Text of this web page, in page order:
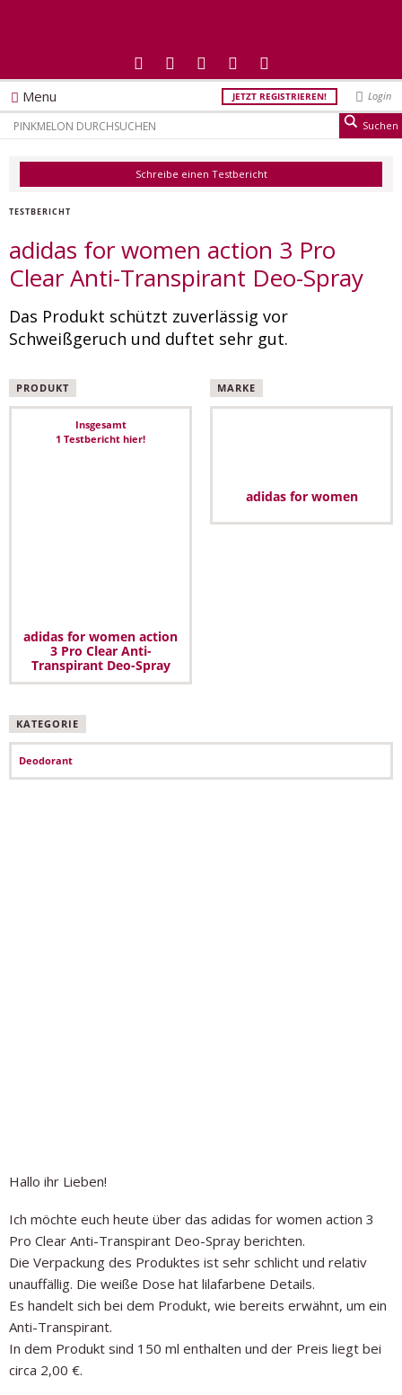
Menu JETZT REGISTRIEREN! Login
Schreibe einen Testbericht
TESTBERICHT
adidas for women action 3 Pro
Clear Anti-Transpirant Deo-Spray
Das Produkt schützt zuverlässig vor
Schweißgeruch und duftet sehr gut.
PRODUKT
Insgesamt
1 Testbericht hier!
adidas for women action
3 Pro Clear Anti-
Transpirant Deo-Spray
MARKE
adidas for women
KATEGORIE
Deodorant
Hallo ihr Lieben!
Ich möchte euch heute über das adidas for women action 3
Pro Clear Anti-Transpirant Deo-Spray berichten.
Die Verpackung des Produktes ist sehr schlicht und relativ
unauffällig. Die weiße Dose hat lilafarbene Details.
Es handelt sich bei dem Produkt, wie bereits erwähnt, um ein
Anti-Transpirant.
In dem Produkt sind 150 ml enthalten und der Preis liegt bei
circa 2,00 €.